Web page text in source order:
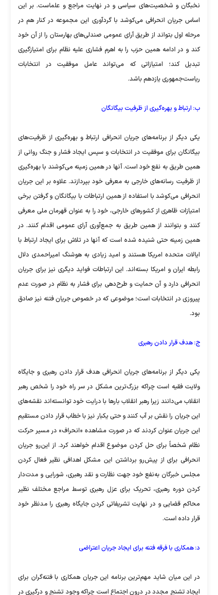
نخبگان و شخصیت‌های سیاسی و در نهایت مراجع و علماست. بر این
اساس جریان انحرافی می‌کوشد با گرد‌آوری این مجموعه در کنار هم در
مرحله اول بتواند از طریق آرای عمومی صندلی‌های بهارستان را از آن خود
کند و در ادامه همین حزب را به اهرم فشاری علیه نظام برای امتیاز‌گیری
تبدیل کند؛ امتیازاتی که می‌تواند عامل موفقیت در انتخابات
ریاست‌جمهوری یازدهم باشد.
ب: ارتباط و بهره‌گیری از ظرفیت بیگانگان
یکی دیگر از برنامه‌های جریان انحرافی ارتباط و بهره‌گیری از ظرفیت‌های
بیگانگان برای موفقیت در انتخابات و سپس ایجاد فشار و جنگ روانی از
همین طریق به نفع خود است. آنها در همین زمینه می‌کوشند با بهره‌گیری
از ظرفیت رسانه‌های خارجی به معرفی خود بپردازند. علاوه بر این جریان
انحرافی می‌کوشد با استفاده از همین ارتباطات با بیگانگان و گرفتن برخی
امتیازات ظاهری از کشورهای خارجی، خود را به عنوان قهرمان ملی معرفی
کنند و بتوانند از همین طریق به جمع‌آوری آرای عمومی اقدام کنند. در
همین زمینه حتی شنیده شده است که آنها در تلاش برای ایجاد ارتباط با
ایالات متحده امریکا هستند و امید زیادی به هوشنگ امیر‌احمدی دلال
رابطه ایران و امریکا بسته‌اند. این ارتباطات فواید دیگری نیز برای جریان
انحرافی دارد و آن حمایت و طرح‌دهی برای فشار به نظام در صورت عدم
پیروزی در انتخابات است؛ موضوعی که در خصوص جریان فتنه نیز صادق
بود.
ج: هدف قرار دادن رهبری
یکی دیگر از برنامه‌های جریان انحرافی هدف قرار دادن رهبری و جایگاه
ولایت فقیه است چراکه بزرگ‌ترین مشکل در سر راه خود را شخص رهبر
انقلاب می‌دانند زیرا رهبر انقلاب بارها با درایت خود توانسته‌اند نقشه‌های
این جریان را نقش بر آب کنند و حتی یکبار نیز با خطاب قرار دادن مستقیم
این جریان عنوان کردند که در صورت مشاهده «انحراف» در مسیر حرکت
نظام شخصاً برای حل کردن موضوع اقدام خواهند کرد. از این‌رو جریان
انحرافی برای از پیش‌رو برداشتن این مشکل اهدافی نظیر فعال کردن
مجلس خبرگان به‌نفع خود جهت نظارت و نقد رهبری، شورایی و مدت‌دار
کردن دوره رهبری، تحریک برای عزل رهبری توسط مراجع مختلف نظیر
محاکم قضایی و در نهایت تشریفاتی کردن جایگاه رهبری را مد‌نظر خود
قرار داده است.
د: همکاری با فرقه فتنه برای ایجاد جریان اعتراضی
در این میان شاید مهم‌ترین برنامه این جریان همکاری با فتنه‌گران برای
ایجاد تشنج مجدد در درون اجتماع است چراکه وجود تشنج و درگیری در